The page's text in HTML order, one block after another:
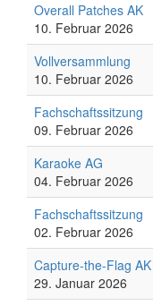
Overall Patches AK
10. Februar 2026
Vollversammlung
10. Februar 2026
Fachschaftssitzung
09. Februar 2026
Karaoke AG
04. Februar 2026
Fachschaftssitzung
02. Februar 2026
Capture-the-Flag AK
29. Januar 2026